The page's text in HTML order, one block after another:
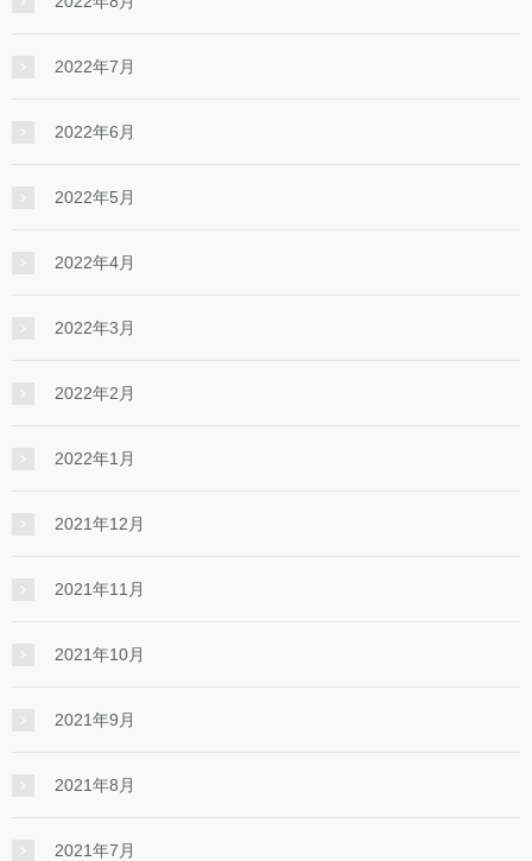
2022年7月
2022年6月
2022年5月
2022年4月
2022年3月
2022年2月
2022年1月
2021年12月
2021年11月
2021年10月
2021年9月
2021年8月
2021年7月